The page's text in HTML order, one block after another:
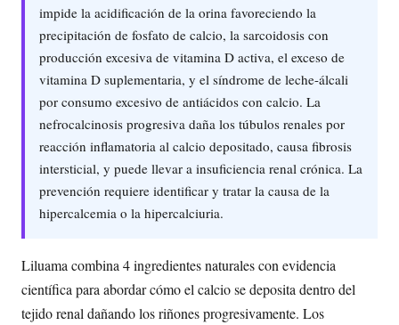
impide la acidificación de la orina favoreciendo la
precipitación de fosfato de calcio, la sarcoidosis con
producción excesiva de vitamina D activa, el exceso de
vitamina D suplementaria, y el síndrome de leche-álcali
por consumo excesivo de antiácidos con calcio. La
nefrocalcinosis progresiva daña los túbulos renales por
reacción inflamatoria al calcio depositado, causa fibrosis
intersticial, y puede llevar a insuficiencia renal crónica. La
prevención requiere identificar y tratar la causa de la
hipercalcemia o la hipercalciuria.
Liluama combina 4 ingredientes naturales con evidencia
científica para abordar cómo el calcio se deposita dentro del
tejido renal dañando los riñones progresivamente. Los